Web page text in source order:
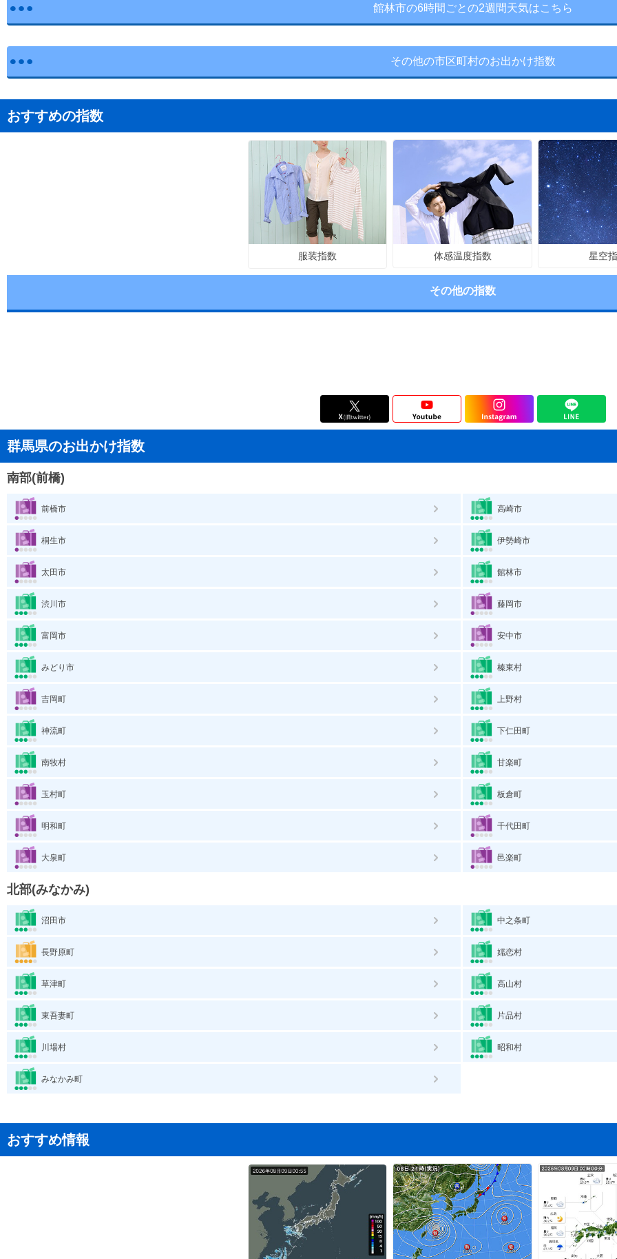
館林市の6時間ごとの2週間天気はこちら
その他の市区町村のお出かけ指数
おすすめの指数
服装指数 体感温度指数 星空
その他の指数
群馬県のお出かけ指数
南部(前橋)
前橋市 高崎市
桐生市 伊勢崎市
太田市 館林市
渋川市 藤岡市
富岡市 安中市
みどり市 榛東村
吉岡町 上野村
神流町 下仁田町
南牧村 甘楽町
玉村町 板倉町
明和町 千代田町
大泉町 邑楽町
北部(みなかみ)
沼田市 中之条町
長野原町 嬬恋村
草津町 高山村
東吾妻町 片品村
川場村 昭和村
みなかみ町
おすすめ情報